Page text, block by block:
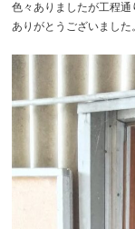
色々ありましたが工程通
ありがとうございました。